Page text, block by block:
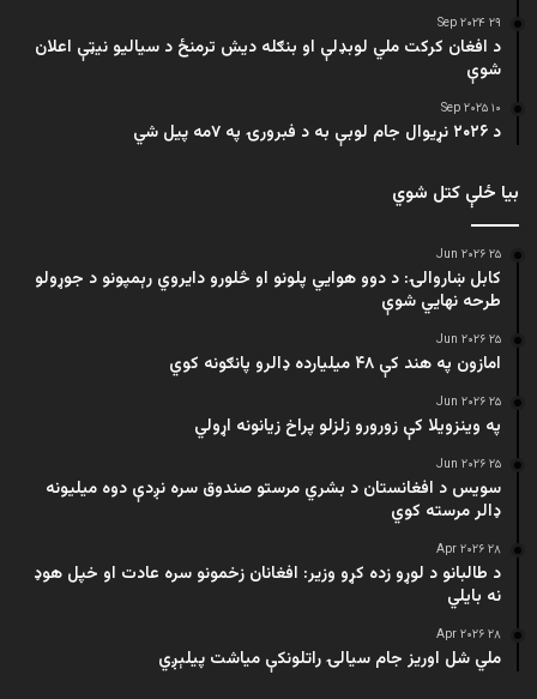
۲۹ Sep ۲۰۲۴
د افغان کرکت ملي لوبډلې او بنګله دیش ترمنځ د سیالیو نیټې اعلان
شوې
۱۰ Sep ۲۰۲۵
د ۲۰۲۶ نړیوال جام لوبې به د فبرورۍ په ۷مه پیل شي
بیا ځلې کتل شوي
۲۵ Jun ۲۰۲۶
کابل ښاروالۍ: د دوو هوايي پلونو او څلورو دایروي رېمپونو د جوړولو
طرحه نهایي شوې
۲۵ Jun ۲۰۲۶
امازون په هند کې ۴۸ میلیارده ډالرو پانګونه کوي
۲۵ Jun ۲۰۲۶
په وینزویلا کې زورورو زلزلو پراخ زیانونه اړولي
۲۵ Jun ۲۰۲۶
سویس د افغانستان د بشري مرستو صندوق سره نږدې دوه میلیونه
ډالر مرسته کوي
۲۸ Apr ۲۰۲۶
د طالبانو د لوړو زده کړو وزیر: افغانان زخمونو سره عادت او خپل هوډ
نه بایلي
۲۸ Apr ۲۰۲۶
ملي شل اوریز جام سیالۍ راتلونکې میاشت پیلېږي